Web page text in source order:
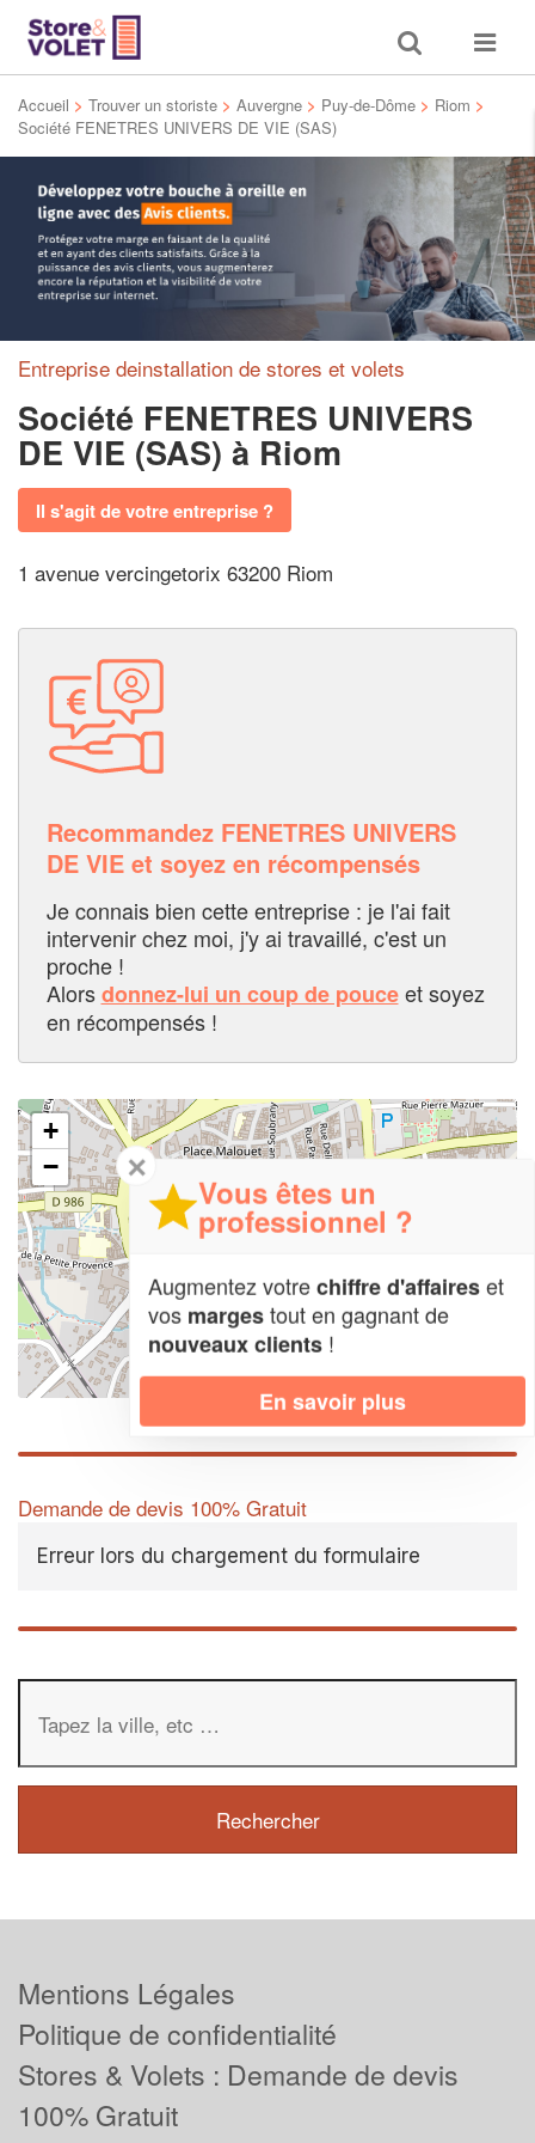
Toggle
search
Toggle
Accueil > Trouver un storiste > Auvergne > Puy-de-Dôme > Riom >
Société FENETRES UNIVERS DE VIE (SAS)
Entreprise deinstallation de stores et volets
Société FENETRES UNIVERS
DE VIE (SAS) à Riom
Il s'agit de votre entreprise ?
1 avenue vercingetorix 63200 Riom
Recommandez FENETRES UNIVERS
DE VIE et soyez en récompensés
Je connais bien cette entreprise : je l'ai fait
intervenir chez moi, j'y ai travaillé, c'est un
proche !
Alorsdonnez-lui un coup de pouceet soyez
en récompensés !
+
−
Demande de devis 100% Gratuit
Erreur lors du chargement du formulaire
✕
Vous êtes un
professionnel ?
Augmentez votrechiffre d'affaireset
vos margestout en gagnant de
nouveaux clients !
En savoir plus
Mentions Légales
Politique de confidentialité
Stores & Volets : Demande de devis
100% Gratuit